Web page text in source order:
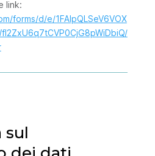
link:
forms/d/e/1FAIpQLSeV6VOX
sul